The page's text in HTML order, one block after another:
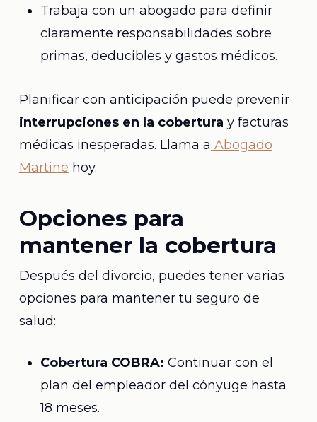
Trabaja con un abogado para definir
claramente responsabilidades sobre
primas, deducibles y gastos médicos.
Planificar con anticipación puede prevenir
interrupciones en la cobertura y facturas
médicas inesperadas. Llama a Abogado
Martine hoy.
Opciones para
mantener la cobertura
Después del divorcio, puedes tener varias
opciones para mantener tu seguro de
salud:
Cobertura COBRA: Continuar con el
plan del empleador del cónyuge hasta
18 meses.